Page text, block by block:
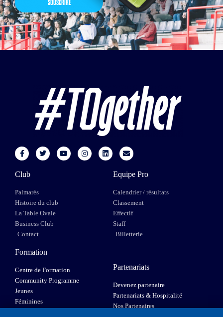
SOUSCRIRE
Club
Palmarès
Histoire du club
La Table Ovale
Business Club
Contact
Equipe Pro
Calendrier / résultats
Classement
Effectif
Staff
Billetterie
Formation
Centre de Formation
Community Programme
Jeunes
Féminines
Partenariats
Devenez partenaire
Partenariats & Hospitalité
Nos Partenaires